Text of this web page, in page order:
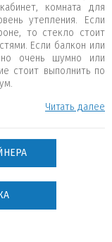
комната для
утепления. Если
то стекло стоит
Если балкон или
очень шумно или
стоит выполнить по
Читать далее